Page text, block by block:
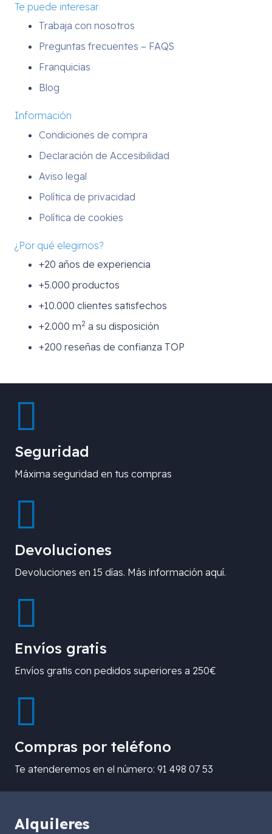
Te puede interesar
Trabaja con nosotros
Preguntas frecuentes – FAQS
Franquicias
Blog
Información
Condiciones de compra
Declaración de Accesibilidad
Aviso legal
Política de privacidad
Política de cookies
¿Por qué elegirnos?
+20 años de experiencia
+5.000 productos
+10.000 clientes satisfechos
+2.000 m2 a su disposición
+200 reseñas de confianza TOP
Seguridad
Máxima seguridad en tus compras
Devoluciones
Devoluciones en 15 días. Más información aquí.
Envíos gratis
Envíos gratis con pedidos superiores a 250€
Compras por teléfono
Te atenderemos en el número: 91 498 07 53
Alquileres